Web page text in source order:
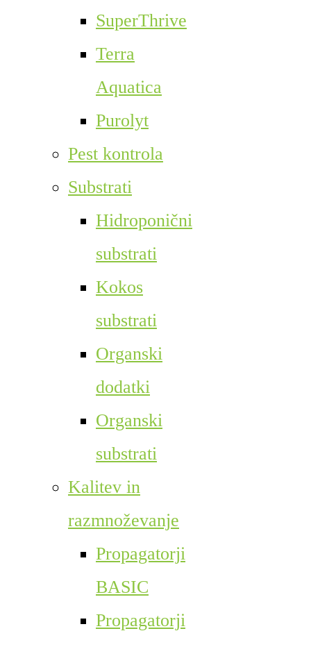
SuperThrive
Terra
Aquatica
Purolyt
Pest kontrola
Substrati
Hidroponični
substrati
Kokos
substrati
Organski
dodatki
Organski
substrati
Kalitev in
razmnoževanje
Propagatorji
BASIC
Propagatorji